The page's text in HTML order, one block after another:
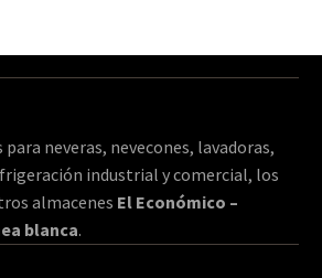
neveras, nevecones, lavadoras,
industrial y comercial, los
almacenes El Económico –
blanca.